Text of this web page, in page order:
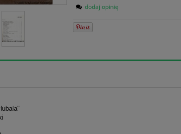
dodaj opinię